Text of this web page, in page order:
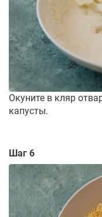
Окуните в кляр
капусты.
Шаг 6